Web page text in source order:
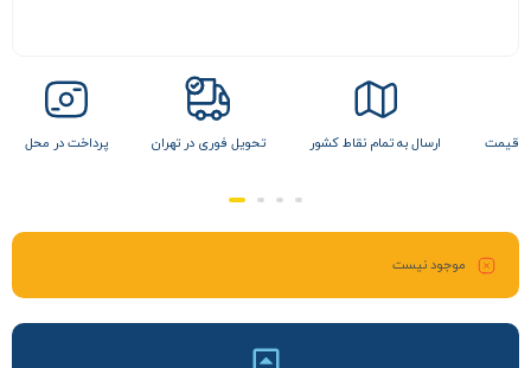
کشور تحویل فوری در تهران پرداخت در محل تضمین بهترین قیمت
موجود نیست